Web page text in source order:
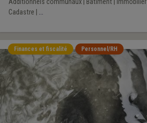
Additionnels communaux| Bâtiment| Immobilier|
Cadastre
...
Finances et fiscalité Personnel/RH